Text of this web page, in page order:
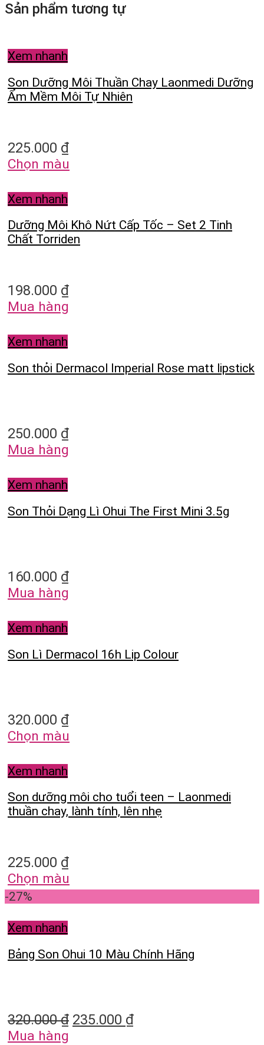
Sản phẩm tương tự
Xem nhanh
Son Dưỡng Môi Thuần Chay Laonmedi Dưỡng
Ẩm Mềm Môi Tự Nhiên
225.000 ₫
Chọn màu
Xem nhanh
Dưỡng Môi Khô Nứt Cấp Tốc – Set 2 Tinh
Chất Torriden
198.000 ₫
Mua hàng
Xem nhanh
Son thỏi Dermacol Imperial Rose matt lipstick
250.000 ₫
Mua hàng
Xem nhanh
Son Thỏi Dạng Lì Ohui The First Mini 3.5g
160.000 ₫
Mua hàng
Xem nhanh
Son Lì Dermacol 16h Lip Colour
320.000 ₫
Chọn màu
Xem nhanh
Son dưỡng môi cho tuổi teen – Laonmedi
thuần chay, lành tính, lên nhẹ
225.000 ₫
Chọn màu
-27%
Xem nhanh
Bảng Son Ohui 10 Màu Chính Hãng
320.000₫ 235.000 ₫
Mua hàng